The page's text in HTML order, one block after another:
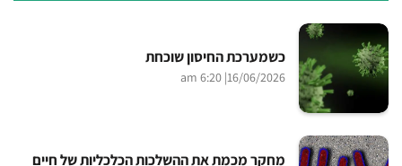
כשמערכת החיסון שוכחת
16/06/2026
| 6:20 am
מחקר מכמת את ההשלכות הכלכליות של חיים